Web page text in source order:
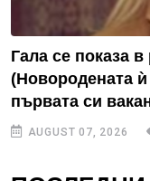
Гала се показа
(Новородената
първата си
AUGUST 07, 2026